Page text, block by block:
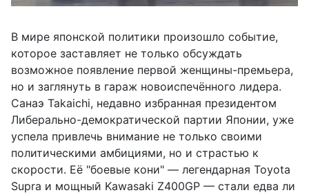
В мире японской политики произошло событие,
которое заставляет не только обсуждать
возможное появление первой женщины-премьера,
но и заглянуть в гараж новоиспечённого лидера.
Санаэ Takaichi, недавно избранная президентом
Либерально-демократической партии Японии, уже
успела привлечь внимание не только своими
политическими амбициями, но и страстью к
скорости. Её "боевые кони" — легендарная Toyota
Supra и мощный Kawasaki Z400GP — стали едва ли